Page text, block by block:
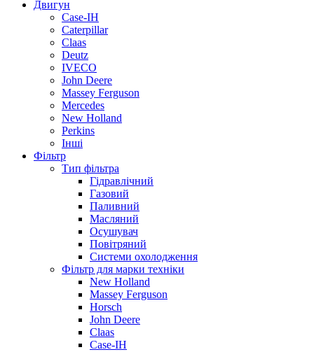
Двигун
Case-IH
Caterpillar
Claas
Deutz
IVECO
John Deere
Massey Ferguson
Mercedes
New Holland
Perkins
Інші
Фільтр
Тип фільтра
Гідравлічний
Газовий
Паливний
Масляний
Осушувач
Повітряний
Системи охолодження
Фільтр для марки техніки
New Holland
Massey Ferguson
Horsch
John Deere
Claas
Case-IH